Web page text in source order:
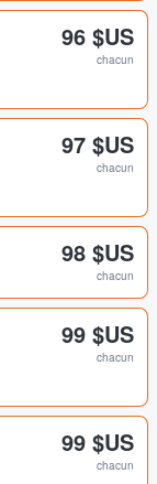
96 $US
chacun
97 $US
chacun
98 $US
chacun
99 $US
chacun
99 $US
chacun